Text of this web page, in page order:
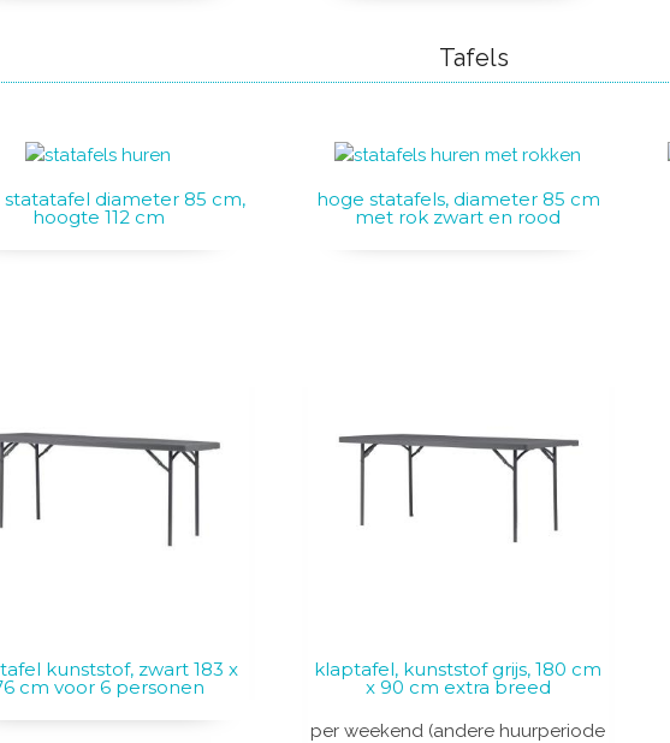
Tafels
diameter 85 cm,
hoogte 112 cm
hoge statafels, diameter 85 cm
met rok zwart en rood
kunststof, zwart 183 x
cm voor 6 personen
klaptafel, kunststof grijs, 180 cm
x 90 cm extra breed
per weekend (andere huurperiode
We gaan er even tussen uit, van 20 juli tot 12 augustus.
Vanaf 13 augustus staan we weer paraat